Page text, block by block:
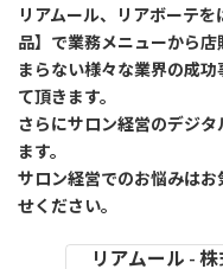
リアムール、リアボーテ
品】で業務メニューから
まらない様々な業界の成
て頂きます。
さらにサロン経営のデジ
ます。
サロン経営でのお悩みは
せください。
リアムール -